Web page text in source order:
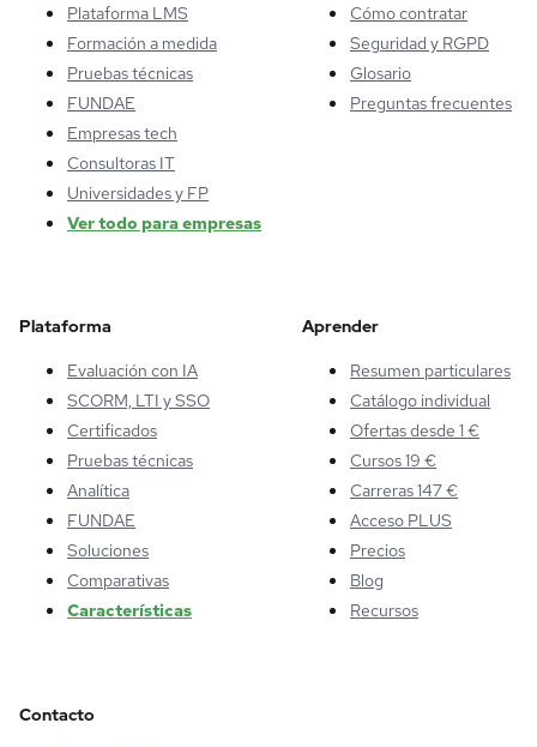
Plataforma LMS
Formación a medida
Pruebas técnicas
FUNDAE
Empresas tech
Consultoras IT
Universidades y FP
Ver todo para empresas
Cómo contratar
Seguridad y RGPD
Glosario
Preguntas frecuentes
Plataforma
Evaluación con IA
SCORM, LTI y SSO
Certificados
Pruebas técnicas
Analítica
FUNDAE
Soluciones
Comparativas
Características
Aprender
Resumen particulares
Catálogo individual
Ofertas desde 1 €
Cursos 19 €
Carreras 147 €
Acceso PLUS
Precios
Blog
Recursos
Contacto